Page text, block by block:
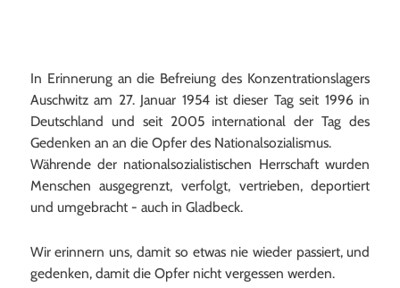
In Erinnerung an die Befreiung des Konzentrationslagers
Auschwitz am 27. Januar 1954 ist dieser Tag seit 1996 in
Deutschland und seit 2005 international der Tag des
Gedenken an an die Opfer des Nationalsozialismus.
Währende der nationalsozialistischen Herrschaft wurden
Menschen ausgegrenzt, verfolgt, vertrieben, deportiert
und umgebracht - auch in Gladbeck.
Wir erinnern uns, damit so etwas nie wieder passiert, und
gedenken, damit die Opfer nicht vergessen werden.